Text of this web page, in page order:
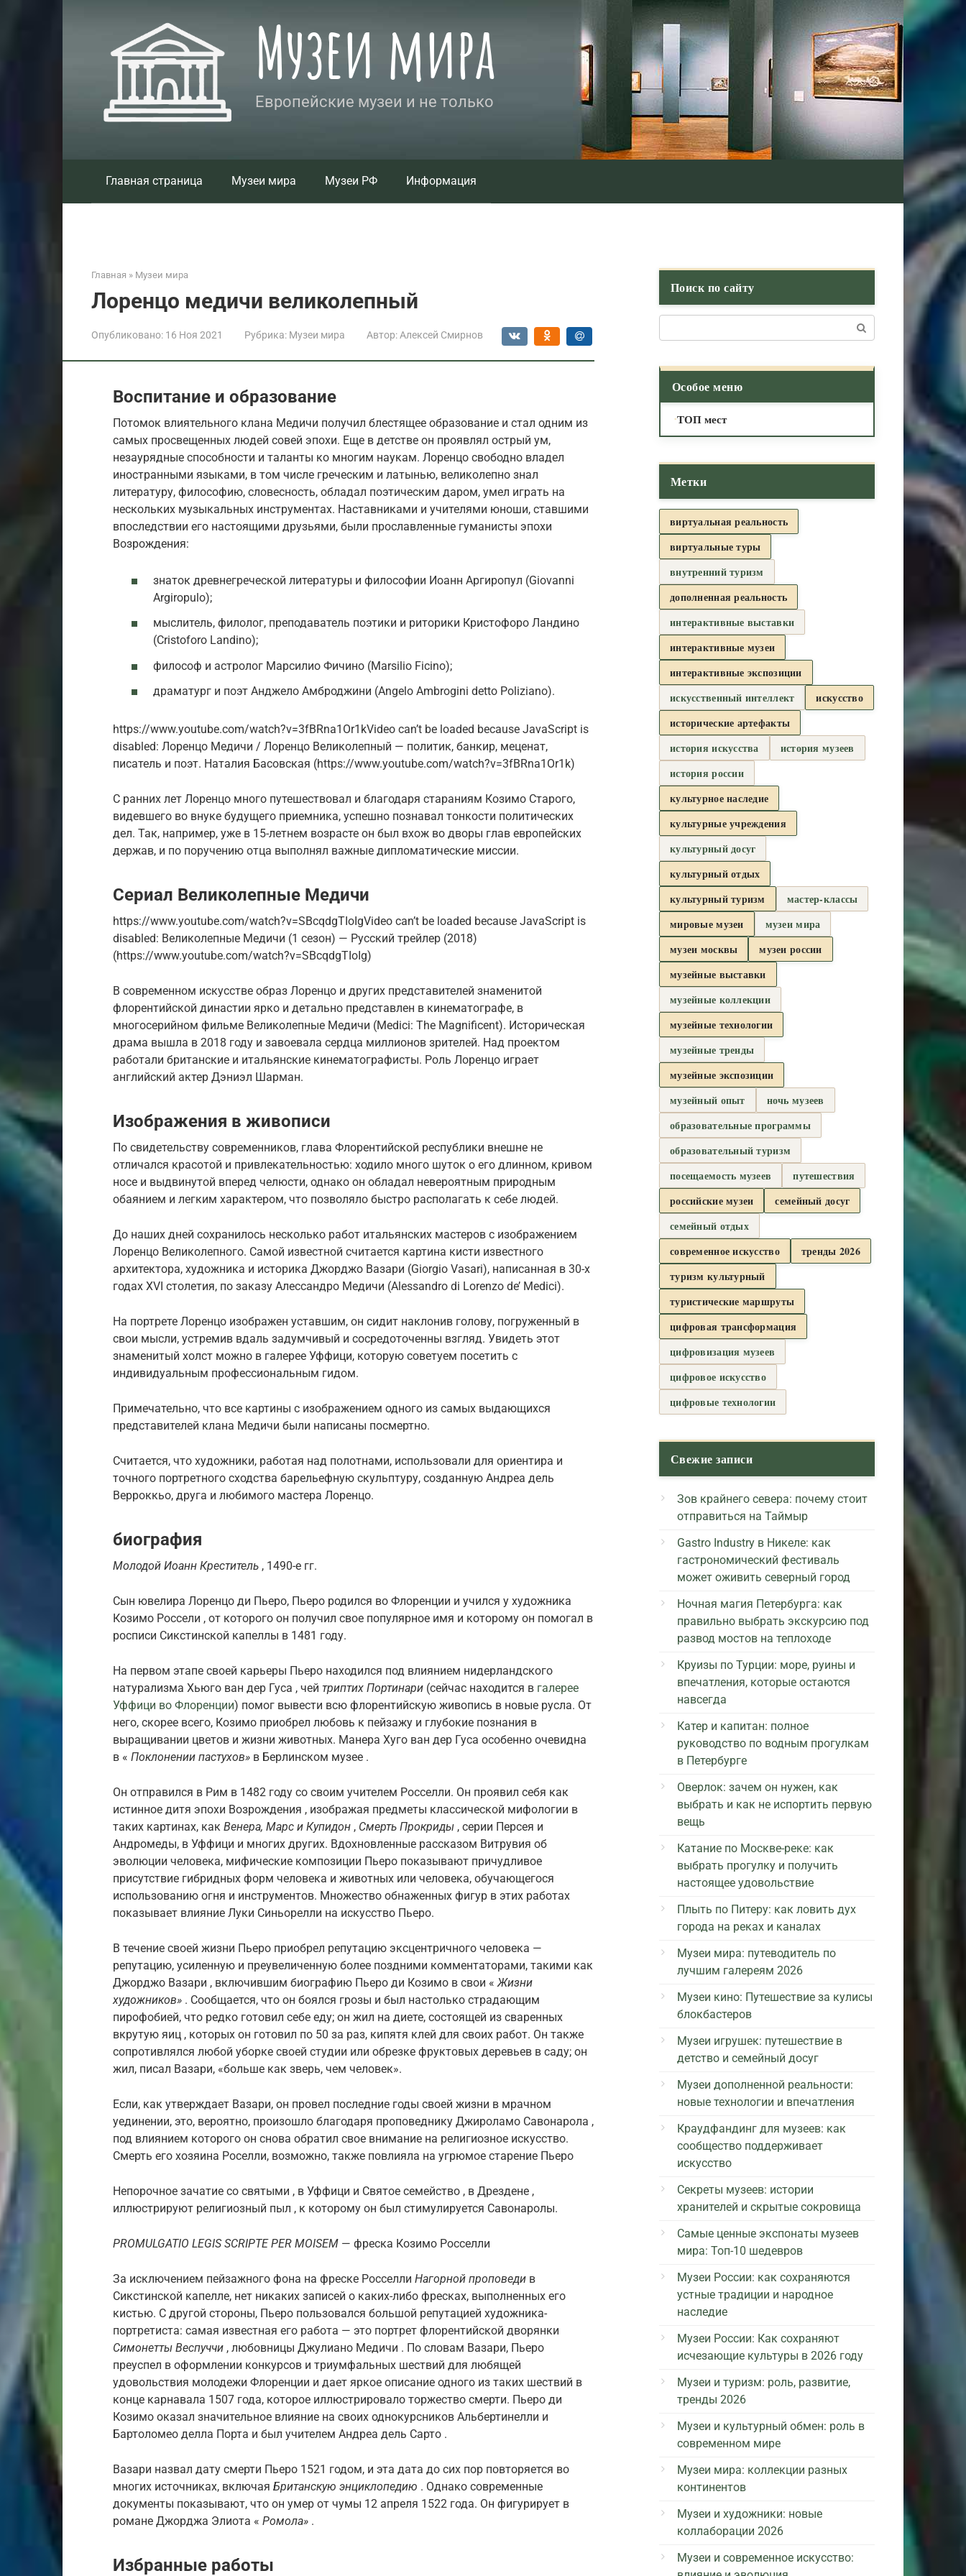
Музеи мира
Европейские музеи и не только
Главная страница Музеи мира Музеи РФ Информация
Главная » Музеи мира
Лоренцо медичи великолепный
Опубликовано: 16 Ноя 2021 Рубрика: Музеи мира Автор: Алексей Смирнов
Воспитание и образование
Потомок влиятельного клана Медичи получил блестящее образование и стал одним из
самых просвещенных людей совей эпохи. Еще в детстве он проявлял острый ум,
незаурядные способности и таланты ко многим наукам. Лоренцо свободно владел
иностранными языками, в том числе греческим и латынью, великолепно знал
литературу, философию, словесность, обладал поэтическим даром, умел играть на
нескольких музыкальных инструментах. Наставниками и учителями юноши, ставшими
впоследствии его настоящими друзьями, были прославленные гуманисты эпохи
Возрождения:
знаток древнегреческой литературы и философии Иоанн Аргиропул (Giovanni
Argiropulo);
мыслитель, филолог, преподаватель поэтики и риторики Кристофоро Ландино
(Cristoforo Landino);
философ и астролог Марсилио Фичино (Marsilio Ficino);
драматург и поэт Анджело Амброджини (Angelo Ambrogini detto Poliziano).
https://www.youtube.com/watch?v=3fBRna1Or1kVideo can’t be loaded because JavaScript is
disabled: Лоренцо Медичи / Лоренцо Великолепный — политик, банкир, меценат,
писатель и поэт. Наталия Басовская (https://www.youtube.com/watch?v=3fBRna1Or1k)
С ранних лет Лоренцо много путешествовал и благодаря стараниям Козимо Старого,
видевшего во внуке будущего приемника, успешно познавал тонкости политических
дел. Так, например, уже в 15-летнем возрасте он был вхож во дворы глав европейских
держав, и по поручению отца выполнял важные дипломатические миссии.
Сериал Великолепные Медичи
https://www.youtube.com/watch?v=SBcqdgTIoIgVideo can’t be loaded because JavaScript is
disabled: Великолепные Медичи (1 сезон) — Русский трейлер (2018)
(https://www.youtube.com/watch?v=SBcqdgTIoIg)
В современном искусстве образ Лоренцо и других представителей знаменитой
флорентийской династии ярко и детально представлен в кинематографе, в
многосерийном фильме Великолепные Медичи (Medici: The Magnificent). Историческая
драма вышла в 2018 году и завоевала сердца миллионов зрителей. Над проектом
работали британские и итальянские кинематографисты. Роль Лоренцо играет
английский актер Дэниэл Шарман.
Изображения в живописи
По свидетельству современников, глава Флорентийской республики внешне не
отличался красотой и привлекательностью: ходило много шуток о его длинном, кривом
носе и выдвинутой вперед челюсти, однако он обладал невероятным природным
обаянием и легким характером, что позволяло быстро располагать к себе людей.
До наших дней сохранилось несколько работ итальянских мастеров с изображением
Лоренцо Великолепного. Самой известной считается картина кисти известного
архитектора, художника и историка Джорджо Вазари (Giorgio Vasari), написанная в 30-х
годах XVI столетия, по заказу Алессандро Медичи (Alessandro di Lorenzo de’ Medici).
На портрете Лоренцо изображен уставшим, он сидит наклонив голову, погруженный в
свои мысли, устремив вдаль задумчивый и сосредоточенны взгляд. Увидеть этот
знаменитый холст можно в галерее Уффици, которую советуем посетить с
индивидуальным профессиональным гидом.
Примечательно, что все картины с изображением одного из самых выдающихся
представителей клана Медичи были написаны посмертно.
Считается, что художники, работая над полотнами, использовали для ориентира и
точного портретного сходства барельефную скульптуру, созданную Андреа дель
Верроккьо, друга и любимого мастера Лоренцо.
биография
Молодой Иоанн Креститель , 1490-е гг.
Сын ювелира Лоренцо ди Пьеро, Пьеро родился во Флоренции и учился у художника
Козимо Россели , от которого он получил свое популярное имя и которому он помогал в
росписи Сикстинской капеллы в 1481 году.
На первом этапе своей карьеры Пьеро находился под влиянием нидерландского
натурализма Хьюго ван дер Гуса , чей триптих Портинари (сейчас находится в галерее
Уффици во Флоренции) помог вывести всю флорентийскую живопись в новые русла. От
него, скорее всего, Козимо приобрел любовь к пейзажу и глубокие познания в
выращивании цветов и жизни животных. Манера Хуго ван дер Гуса особенно очевидна
в « Поклонении пастухов» в Берлинском музее .
Он отправился в Рим в 1482 году со своим учителем Росселли. Он проявил себя как
истинное дитя эпохи Возрождения , изображая предметы классической мифологии в
таких картинах, как Венера, Марс и Купидон , Смерть Прокриды , серии Персея и
Андромеды, в Уффици и многих других. Вдохновленные рассказом Витрувия об
эволюции человека, мифические композиции Пьеро показывают причудливое
присутствие гибридных форм человека и животных или человека, обучающегося
использованию огня и инструментов. Множество обнаженных фигур в этих работах
показывает влияние Луки Синьорелли на искусство Пьеро.
В течение своей жизни Пьеро приобрел репутацию эксцентричного человека —
репутацию, усиленную и преувеличенную более поздними комментаторами, такими как
Джорджо Вазари , включившим биографию Пьеро ди Козимо в свои « Жизни
художников» . Сообщается, что он боялся грозы и был настолько страдающим
пирофобией, что редко готовил себе еду; он жил на диете, состоящей из сваренных
вкрутую яиц , которых он готовил по 50 за раз, кипятя клей для своих работ. Он также
сопротивлялся любой уборке своей студии или обрезке фруктовых деревьев в саду; он
жил, писал Вазари, «больше как зверь, чем человек».
Если, как утверждает Вазари, он провел последние годы своей жизни в мрачном
уединении, это, вероятно, произошло благодаря проповеднику Джироламо Савонарола ,
под влиянием которого он снова обратил свое внимание на религиозное искусство.
Смерть его хозяина Роселли, возможно, также повлияла на угрюмое старение Пьеро
Непорочное зачатие со святыми , в Уффици и Святое семейство , в Дрездене ,
иллюстрируют религиозный пыл , к которому он был стимулируется Савонаролы.
PROMULGATIO LEGIS SCRIPTE PER MOISEM — фреска Козимо Росселли
За исключением пейзажного фона на фреске Росселли Нагорной проповеди в
Сикстинской капелле, нет никаких записей о каких-либо фресках, выполненных его
кистью. С другой стороны, Пьеро пользовался большой репутацией художника-
портретиста: самая известная его работа — это портрет флорентийской дворянки
Симонетты Веспуччи , любовницы Джулиано Медичи . По словам Вазари, Пьеро
преуспел в оформлении конкурсов и триумфальных шествий для любящей
удовольствия молодежи Флоренции и дает яркое описание одного из таких шествий в
конце карнавала 1507 года, которое иллюстрировало торжество смерти. Пьеро ди
Козимо оказал значительное влияние на своих однокурсников Альбертинелли и
Бартоломео делла Порта и был учителем Андреа дель Сарто .
Вазари назвал дату смерти Пьеро 1521 годом, и эта дата до сих пор повторяется во
многих источниках, включая Британскую энциклопедию . Однако современные
документы показывают, что он умер от чумы 12 апреля 1522 года. Он фигурирует в
романе Джорджа Элиота « Ромола» .
Избранные работы
Поиск по сайту
Особое меню
ТОП мест
Метки
виртуальная реальность
виртуальные туры
внутренний туризм
дополненная реальность
интерактивные выставки
интерактивные музеи
интерактивные экспозиции
искусственный интеллект
искусство
исторические артефакты
история искусства
история музеев
история россии
культурное наследие
культурные учреждения
культурный досуг
культурный отдых
культурный туризм
мастер-классы
мировые музеи
музеи мира
музеи москвы
музеи россии
музейные выставки
музейные коллекции
музейные технологии
музейные тренды
музейные экспозиции
музейный опыт
ночь музеев
образовательные программы
образовательный туризм
посещаемость музеев
путешествия
российские музеи
семейный досуг
семейный отдых
современное искусство
тренды 2026
туризм культурный
туристические маршруты
цифровая трансформация
цифровизация музеев
цифровое искусство
цифровые технологии
Свежие записи
Зов крайнего севера: почему стоит
отправиться на Таймыр
Gastro Industry в Никеле: как
гастрономический фестиваль
может оживить северный город
Ночная магия Петербурга: как
правильно выбрать экскурсию под
развод мостов на теплоходе
Круизы по Турции: море, руины и
впечатления, которые остаются
навсегда
Катер и капитан: полное
руководство по водным прогулкам
в Петербурге
Оверлок: зачем он нужен, как
выбрать и как не испортить первую
вещь
Катание по Москве-реке: как
выбрать прогулку и получить
настоящее удовольствие
Плыть по Питеру: как ловить дух
города на реках и каналах
Музеи мира: путеводитель по
лучшим галереям 2026
Музеи кино: Путешествие за кулисы
блокбастеров
Музеи игрушек: путешествие в
детство и семейный досуг
Музеи дополненной реальности:
новые технологии и впечатления
Краудфандинг для музеев: как
сообщество поддерживает
искусство
Секреты музеев: истории
хранителей и скрытые сокровища
Самые ценные экспонаты музеев
мира: Топ-10 шедевров
Музеи России: как сохраняются
устные традиции и народное
наследие
Музеи России: Как сохраняют
исчезающие культуры в 2026 году
Музеи и туризм: роль, развитие,
тренды 2026
Музеи и культурный обмен: роль в
современном мире
Музеи мира: коллекции разных
континентов
Музеи и художники: новые
коллаборации 2026
Музеи и современное искусство: